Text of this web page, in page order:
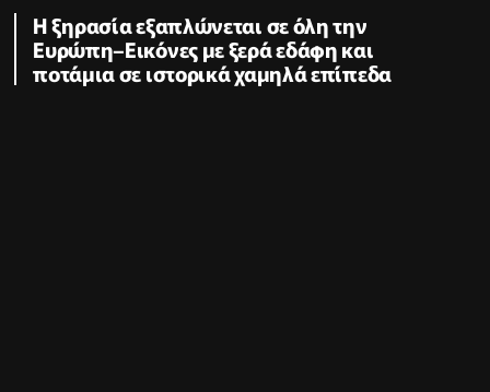
Η ξηρασία εξαπλώνεται σε όλη την
Ευρώπη–Εικόνες με ξερά εδάφη και
ποτάμια σε ιστορικά χαμηλά επίπεδα